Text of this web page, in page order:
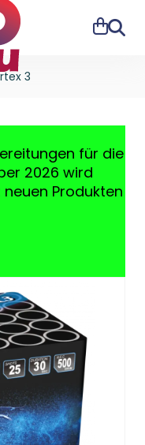
Suche
3
für die
2026 wird
Produkten